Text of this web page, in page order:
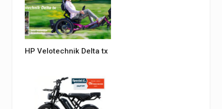
HP Velotechnik Delta tx